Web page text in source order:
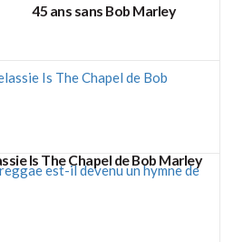
45 ans sans Bob Marley
Is The Chapel de Bob Marley